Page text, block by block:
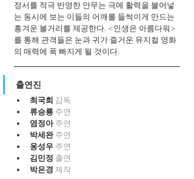
정서를 적극 반영한 안무는 극에 활력을 불어넣
는 동시에 보는 이들의 어깨를 들썩이게 만드는
흥겨운 볼거리를 제공한다. <인생은 아름다워>
를 통해 관객들은 눈과 귀가 즐거운 뮤지컬 영화
의 매력에 푹 빠지게 될 것이다.
출연진
최국희 감독
류승룡 주연
염정아 주연
박세완 주연
옹성우 주연
김민정 출연
박은경 제작